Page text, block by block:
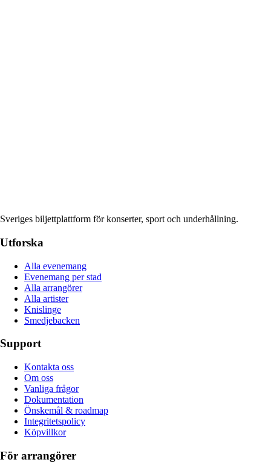
Sveriges biljettplattform för konserter, sport och underhållning.
Utforska
Alla evenemang
Evenemang per stad
Alla arrangörer
Alla artister
Knislinge
Smedjebacken
Support
Kontakta oss
Om oss
Vanliga frågor
Dokumentation
Önskemål & roadmap
Integritetspolicy
Köpvillkor
För arrangörer